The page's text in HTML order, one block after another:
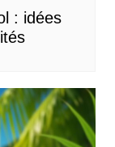
: idées